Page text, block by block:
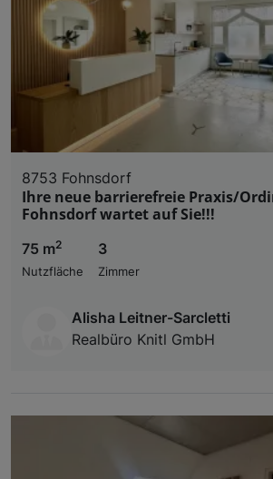
8753 Fohnsdorf
Ihre neue barrierefreie Praxis/
Fohnsdorf wartet auf Sie!!!
75 m2
Nutzfläche
3
Zimmer
Alisha Leitner-Sarcletti
Realbüro Knitl GmbH